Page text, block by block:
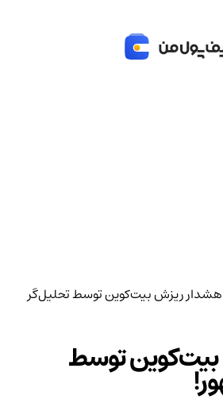
ریزش بیت‌کوین توسط تحلیل‌گر
توسط